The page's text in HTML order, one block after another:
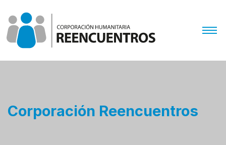
Corporación Reencuentros